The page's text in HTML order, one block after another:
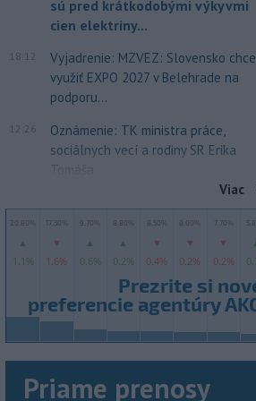
sú pred krátkodobými výkyvmi
cien elektriny...
18:12
Vyjadrenie: MZVEZ: Slovensko chce
využiť EXPO 2027 v Belehrade na
podporu...
12:26
Oznámenie: TK ministra práce,
sociálnych vecí a rodiny SR Erika
Tomáša
Viac
Priame prenosy